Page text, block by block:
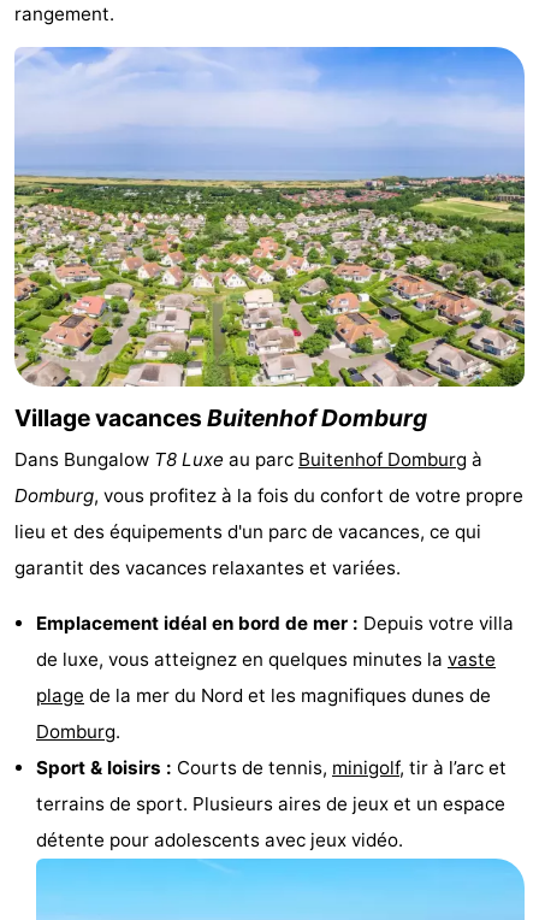
Buitenhof
Domburg
-
Domburg
Westhove
Hôtels
Last
minutes
Plages
Voir
et
faire
Lieux
d'intérêt
-
Musées
-
Monuments
Moulins
-
Phares
-
Attractions
Terrains
de
Aires
rangement.
Village vacances Buitenhof Domburg
Dans Bungalow T8 Luxe au parc Buitenhof Domburg à
Domburg, vous profitez à la fois du confort de votre propre
lieu et des équipements d'un parc de vacances, ce qui
garantit des vacances relaxantes et variées.
Emplacement idéal en bord de mer : Depuis votre villa
de luxe, vous atteignez en quelques minutes la vaste
plage de la mer du Nord et les magnifiques dunes de
Domburg.
Sport & loisirs : Courts de tennis, minigolf, tir à l’arc et
terrains de sport. Plusieurs aires de jeux et un espace
détente pour adolescents avec jeux vidéo.